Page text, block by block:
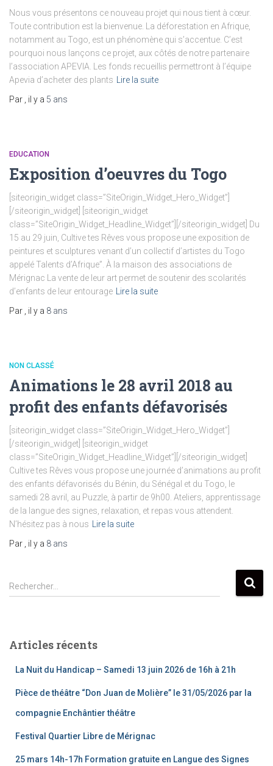
Nous vous présentons ce nouveau projet qui nous tient à cœur.
Toute contribution est la bienvenue. La déforestation en Afrique,
notamment au Togo, est un phénomène qui s’accentue. C’est
pourquoi nous lançons ce projet, aux côtés de notre partenaire
l’association APEVIA. Les fonds recueillis permettront à l’équipe
Apevia d’acheter des plants
Lire la suite
Par
, il y a 5 ans
EDUCATION
Exposition d’oeuvres du Togo
[siteorigin_widget class=”SiteOrigin_Widget_Hero_Widget”]
[/siteorigin_widget] [siteorigin_widget
class=”SiteOrigin_Widget_Headline_Widget”][/siteorigin_widget] Du
15 au 29 juin, Cultive tes Rêves vous propose une exposition de
peintures et sculptures venant d’un collectif d’artistes du Togo
appelé Talents d’Afrique”. À la maison des associations de
Mérignac La vente de leur art permet de soutenir des scolarités
d’enfants de leur entourage
Lire la suite
Par
, il y a 8 ans
NON CLASSÉ
Animations le 28 avril 2018 au
profit des enfants défavorisés
[siteorigin_widget class=”SiteOrigin_Widget_Hero_Widget”]
[/siteorigin_widget] [siteorigin_widget
class=”SiteOrigin_Widget_Headline_Widget”][/siteorigin_widget]
Cultive tes Rêves vous propose une journée d’animations au profit
des enfants défavorisés du Bénin, du Sénégal et du Togo, le
samedi 28 avril, au Puzzle, à partir de 9h00. Ateliers, apprentissage
de la langue des signes, relaxation, et repas vous attendent.
N’hésitez pas à nous
Lire la suite
Par
, il y a 8 ans
Rechercher…
Articles récents
La Nuit du Handicap – Samedi 13 juin 2026 de 16h à 21h
Pièce de théâtre “Don Juan de Molière” le 31/05/2026 par la
compagnie Enchântier théâtre
Festival Quartier Libre de Mérignac
25 mars 14h-17h Formation gratuite en Langue des Signes